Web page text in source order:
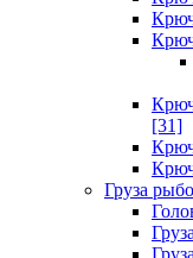
[31]
Груза